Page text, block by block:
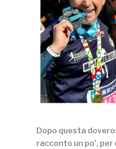
Dopo questa
racconto un po’, per